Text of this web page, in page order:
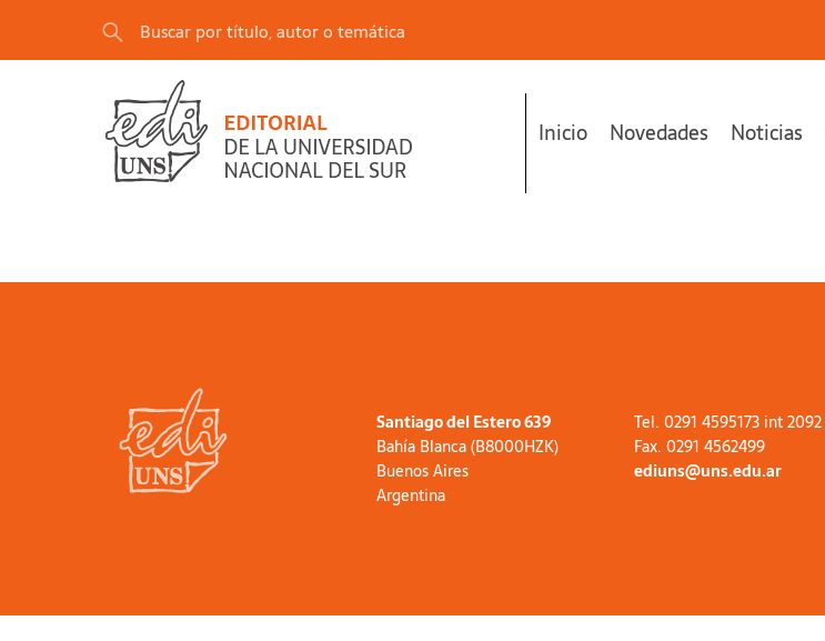
Inicio Novedades Noticias
Santiago del Estero 639
Bahía Blanca (B8000HZK)
Buenos Aires
Argentina
Tel. 0291 4595173 int 2092
Fax. 0291 4562499
ediuns@uns.edu.ar